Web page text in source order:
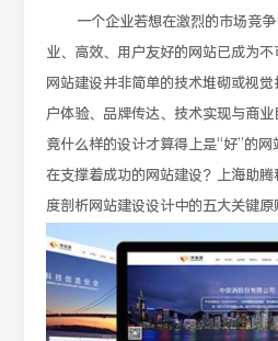
一个企业若想在激烈的市场竞
业、高效、用户友好的网站已成为
网站建设并非简单的技术堆砌或视
户体验、品牌传达、技术实现与商
竟什么样的设计才算得上是“好”的
在支撑着成功的网站建设？上海助
度剖析网站建设设计中的五大关键原